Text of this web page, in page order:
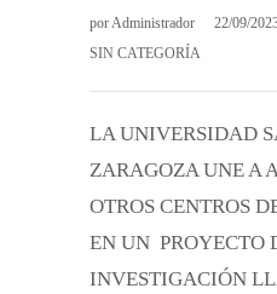
porAdministrador
22/09/
SIN CATEGORÍA
LA UNIVERSIDAD
ZARAGOZA UNE A
OTROS CENTROS
EN UN PROYECTO
INVESTIGACIÓN